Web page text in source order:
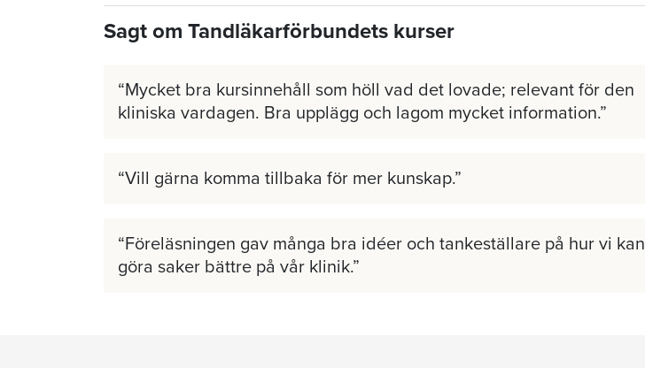
Sagt om Tandläkarförbundets kurser
Mycket bra kursinnehåll som höll vad det lovade; relevant för den
kliniska vardagen. Bra upplägg och lagom mycket information.
Vill gärna komma tillbaka för mer kunskap.
Föreläsningen gav många bra idéer och tankeställare på hur vi kan
göra saker bättre på vår klinik.